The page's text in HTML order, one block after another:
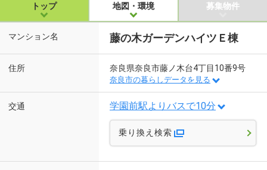
トップ 地図・環境 募集物件
マンション名 藤の木ガーデンハイツＥ棟
住所 奈良県奈良市藤ノ木台4丁目10番9号
奈良市の暮らしデータを見る
交通 学園前駅よりバスで10分
乗り換え検索